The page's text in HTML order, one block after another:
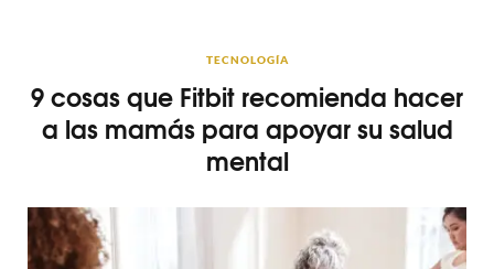
TECNOLOGÍA
9 cosas que Fitbit recomienda hacer
a las mamás para apoyar su salud
mental